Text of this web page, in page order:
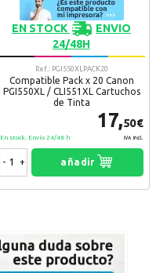
EN STOCK
ENVIO
24/48H
Ref.: PGI550XLPACK20
Compatible Pack x 20 Canon
PGI550XL / CLI551XL Cartuchos
de Tinta
17,50€
IVA Incl.
En stock. Envío 24/48 h
- + añadir